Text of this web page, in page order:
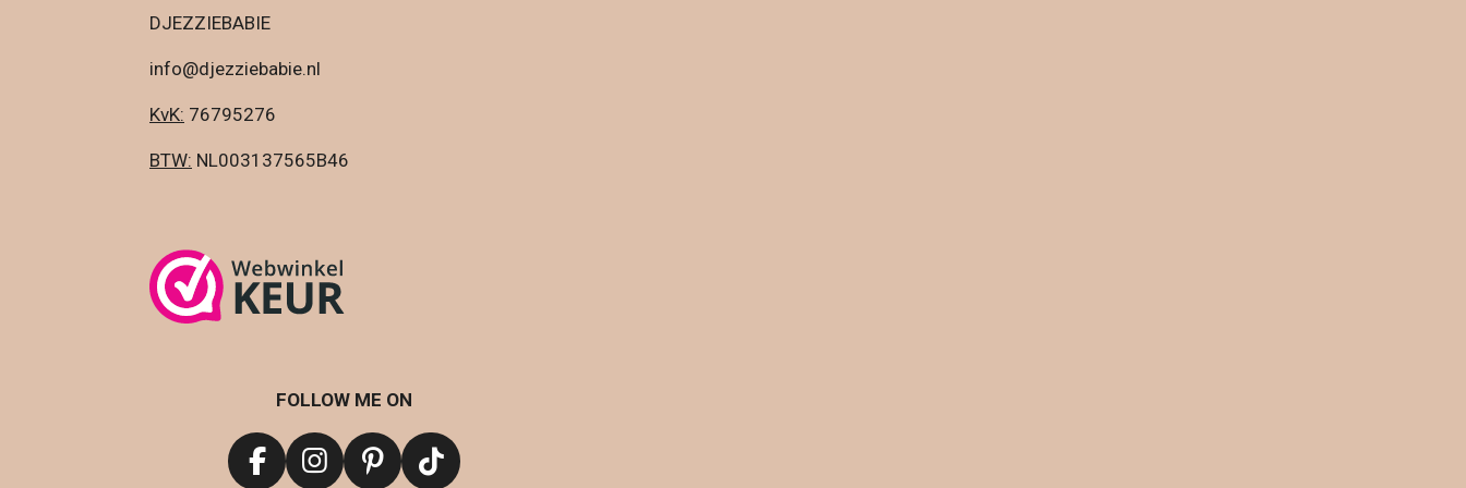
DJEZZIEBABIE
info@djezziebabie.nl
KvK: 76795276
BTW: NL003137565B46
FOLLOW ME ON
F
I
P
T